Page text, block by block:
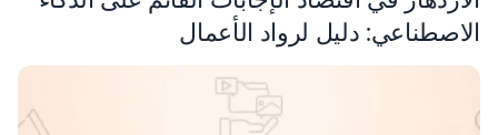
الاصطناعي: دليل لرواد الأعمال